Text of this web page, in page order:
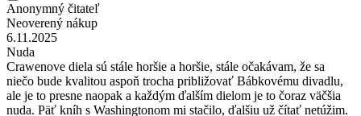
Anonymný čitateľ
Neoverený nákup
6.11.2025
Nuda
Crawenove diela sú stále horšie a horšie, stále očakávam, že sa
niečo bude kvalitou aspoň trocha približovať Bábkovému divadlu,
ale je to presne naopak a každým ďalším dielom je to čoraz väčšia
nuda. Päť kníh s Washingtonom mi stačilo, ďalšiu už čítať netúžim.